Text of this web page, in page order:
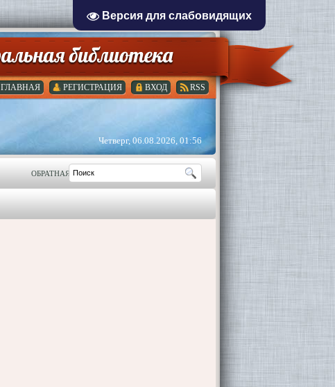
Версия для слабовидящих
RSS
ВХОД
РЕГИСТРАЦИЯ
ГЛАВНАЯ
Четверг, 06.08.2026, 01:56
ОБРАТНАЯ СВЯЗЬ